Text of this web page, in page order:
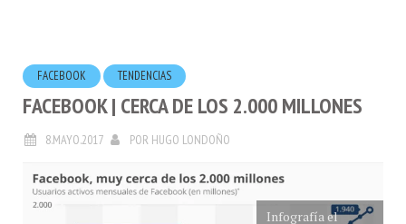
FACEBOOK | CERCA DE LOS 2.000 MILLONES
8.MAYO.2017 PORHUGO LONDOÑO
statista.